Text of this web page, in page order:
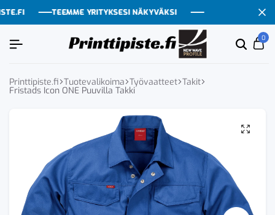
TEEMME YRITYKSESI NÄKYVÄKSI
TEEMME YRITYKSESI NÄKYVÄKSI
TEEMME YRITYKSESI NÄKYVÄKSI
TEEMME YRITYKSESI NÄKYVÄKSI
Etsi
0
Printtipiste.fi Tuotevalikoima Työvaatteet Takit
Fristads Icon ONE Puuvilla Takki